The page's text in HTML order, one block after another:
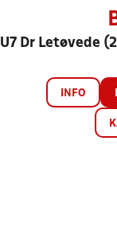
U7 Dr Letøvede
INFO